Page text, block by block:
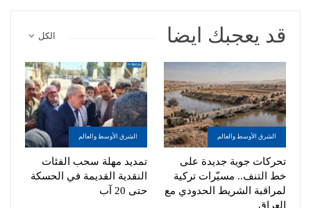
الكل قد يعجبك ايضا
الشرق الأوسط والعالم
تحركات جوية جديدة على
خط التنف.. مسيّرات تركية
لمراقبة الشريط الحدودي مع
العراق
الشرق الأوسط والعالم
تمديد مهلة سحب الفئات
النقدية القديمة في الحسكة
حتى 20 آب